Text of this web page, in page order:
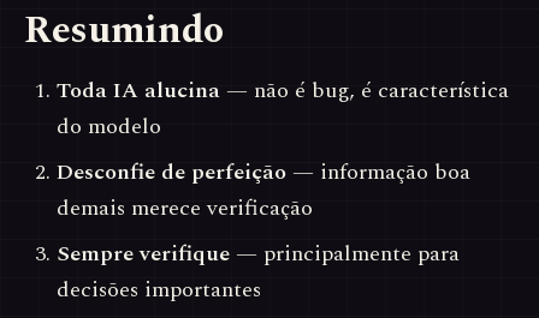
Resumindo
Toda IA alucina — não é bug, é característica
do modelo
Desconfie de perfeição — informação boa
demais merece verificação
Sempre verifique — principalmente para
decisões importantes